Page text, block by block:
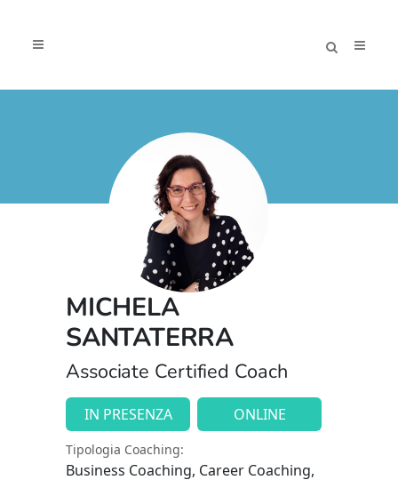
MICHELA
SANTATERRA
Associate Certified Coach
IN PRESENZA ONLINE
Tipologia Coaching:
Business Coaching, Career Coaching,